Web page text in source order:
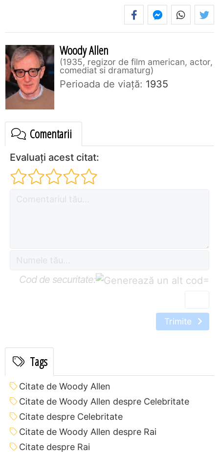
Woody Allen
1935, regizor de film american, actor,
comediat si dramaturg
Perioada de viaţă: 1935
Comentarii
Evaluați acest citat:
Cod de securitate: =
Trimite
Tags
Citate de Woody Allen
Citate de Woody Allen despre Celebritate
Citate despre Celebritate
Citate de Woody Allen despre Rai
Citate despre Rai